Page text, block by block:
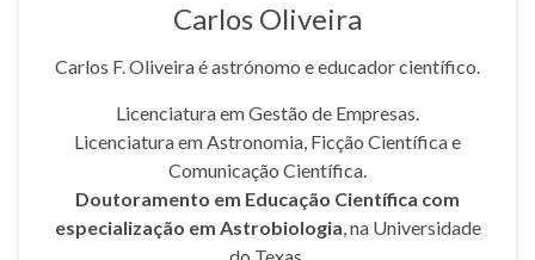
Carlos Oliveira
Carlos F. Oliveira é astrónomo e educador científico.
Licenciatura em Gestão de Empresas.
Licenciatura em Astronomia, Ficção Científica e
Comunicação Científica.
Doutoramento em Educação Científica com
especialização em Astrobiologia, na Universidade